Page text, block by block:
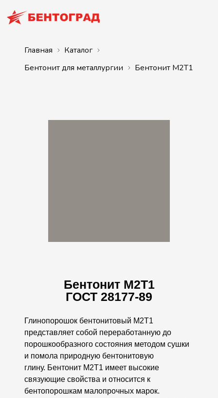
Главная
Каталог
Бентонит для металлургии
Бентонит М2Т1
БентонитМ2Т1
ГОСТ 28177-89
Глинопорошок бентонитовый М2Т1
представляет собой переработанную до
порошкообразного состояния методом сушки
и помола природную бентонитовую
глину. Бентонит М2Т1 имеет высокие
связующие свойства и относится к
бентопорошкам малопрочных марок.